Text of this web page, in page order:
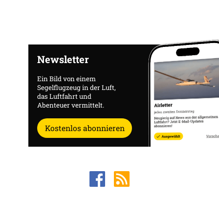
Newsletter
Ein Bild von einem
Segelflugzeug in der Luft,
das Luftfahrt und
Abenteuer vermittelt.
Kostenlos abonnieren